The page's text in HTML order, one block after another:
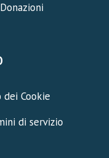
Donazioni
Cookie
di servizio